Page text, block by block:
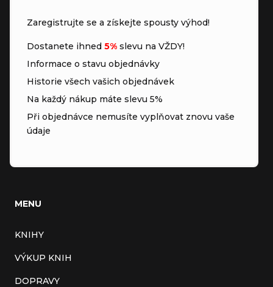
Zaregistrujte se a získejte spousty výhod!
Dostanete ihned 5% slevu na VŽDY!
Informace o stavu objednávky
Historie všech vašich objednávek
Na každý nákup máte slevu 5%
Při objednávce nemusíte vyplňovat znovu vaše
údaje
MENU
KNIHY
VÝKUP KNIH
DOPRAVY